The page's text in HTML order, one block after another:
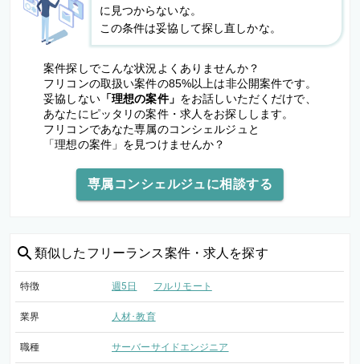
に見つからないな。
この条件は妥協して探し直しかな。
案件探しでこんな状況よくありませんか？
フリコンの取扱い案件の85%以上は非公開案件です。
妥協しない「理想の案件」 をお話しいただくだけで、
あなたにピッタリの案件・求人をお探しします。
フリコンであなた専属のコンシェルジュと
「理想の案件」を見つけませんか？
専属コンシェルジュに相談する
類似した フリーランス案件・求人を探す
特徴 週5日 フルリモート
業界 人材･教育
職種 サーバーサイドエンジニア